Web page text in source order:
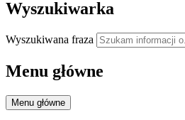
Wyszukiwarka
Wyszukiwana fraza
Menu główne
Menu główne